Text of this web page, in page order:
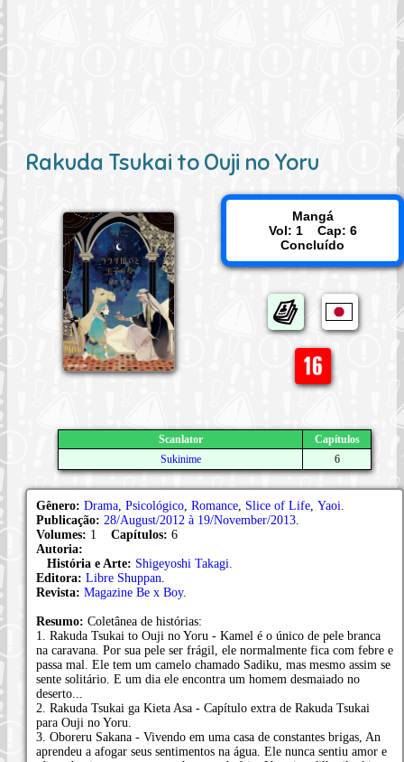
Rakuda Tsukai to Ouji no Yoru
Mangá
Vol: 1 Cap: 6
Concluído
Scanlator
Capítulos
Sukinime
6
Gênero: Drama Psicológico Romance Slice of Life Yaoi
Publicação: 28/August/2012 à 19/November/2013
Volumes: 1 Capítulos: 6
Autoria:
História e Arte: Shigeyoshi Takagi
Editora: Libre Shuppan
Revista: Magazine Be x Boy.
Resumo: Coletânea de histórias:
1. Rakuda Tsukai to Ouji no Yoru - Kamel é o único de pele branca
na caravana. Por sua pele ser frágil, ele normalmente fica com febre e
passa mal. Ele tem um camelo chamado Sadiku, mas mesmo assim se
sente solitário. E um dia ele encontra um homem desmaiado no
deserto...
2. Rakuda Tsukai ga Kieta Asa - Capítulo extra de Rakuda Tsukai
para Ouji no Yoru.
3. Oboreru Sakana - Vivendo em uma casa de constantes brigas, An
aprendeu a afogar seus sentimentos na água. Ele nunca sentiu amor e